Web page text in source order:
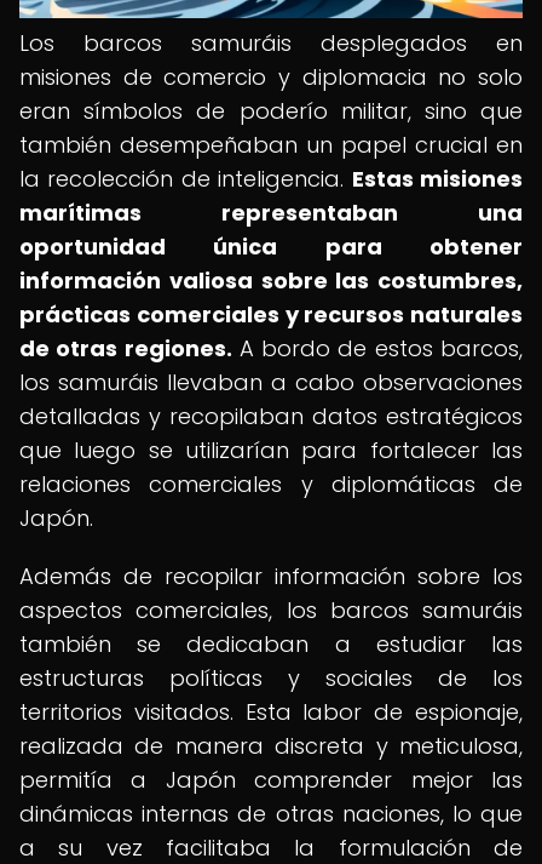
Los barcos samuráis desplegados en
misiones de comercio y diplomacia no solo
eran símbolos de poderío militar, sino que
también desempeñaban un papel crucial en
la recolección de inteligencia. Estas misiones
marítimas representaban una
oportunidad única para obtener
información valiosa sobre las costumbres,
prácticas comerciales y recursos naturales
de otras regiones. A bordo de estos barcos,
los samuráis llevaban a cabo observaciones
detalladas y recopilaban datos estratégicos
que luego se utilizarían para fortalecer las
relaciones comerciales y diplomáticas de
Japón.
Además de recopilar información sobre los
aspectos comerciales, los barcos samuráis
también se dedicaban a estudiar las
estructuras políticas y sociales de los
territorios visitados. Esta labor de espionaje,
realizada de manera discreta y meticulosa,
permitía a Japón comprender mejor las
dinámicas internas de otras naciones, lo que
a su vez facilitaba la formulación de